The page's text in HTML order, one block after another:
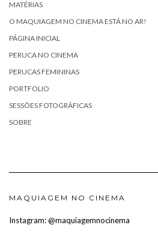
MATÉRIAS
O MAQUIAGEM NO CINEMA ESTÁ NO AR!
PÁGINA INICIAL
PERUCA NO CINEMA
PERUCAS FEMININAS
PORTFOLIO
SESSÕES FOTOGRÁFICAS
SOBRE
MAQUIAGEM NO CINEMA
Instagram: @maquiagemnocinema